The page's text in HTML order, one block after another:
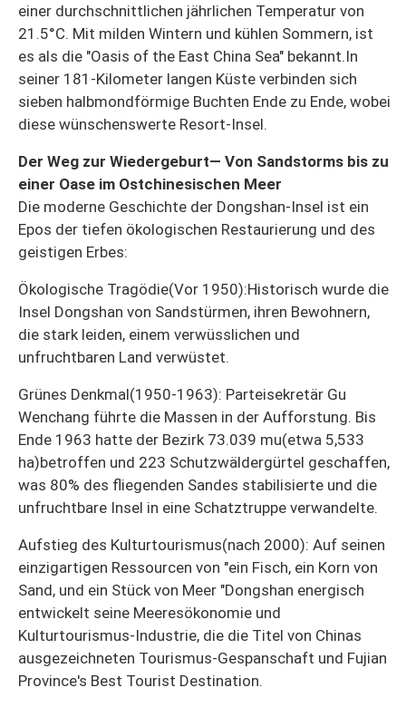
einer durchschnittlichen jährlichen Temperatur von
21.5°C. Mit milden Wintern und kühlen Sommern, ist
es als die "Oasis of the East China Sea" bekannt.In
seiner 181-Kilometer langen Küste verbinden sich
sieben halbmondförmige Buchten Ende zu Ende, wobei
diese wünschenswerte Resort-Insel.
Der Weg zur Wiedergeburt— Von Sandstorms bis zu
einer Oase im Ostchinesischen Meer
Die moderne Geschichte der Dongshan-Insel ist ein
Epos der tiefen ökologischen Restaurierung und des
geistigen Erbes:
Ökologische Tragödie(Vor 1950):Historisch wurde die
Insel Dongshan von Sandstürmen, ihren Bewohnern,
die stark leiden, einem verwüsslichen und
unfruchtbaren Land verwüstet.
Grünes Denkmal(1950-1963): Parteisekretär Gu
Wenchang führte die Massen in der Aufforstung. Bis
Ende 1963 hatte der Bezirk 73.039 mu(etwa 5,533
ha)betroffen und 223 Schutzwäldergürtel geschaffen,
was 80% des fliegenden Sandes stabilisierte und die
unfruchtbare Insel in eine Schatztruppe verwandelte.
Aufstieg des Kulturtourismus(nach 2000): Auf seinen
einzigartigen Ressourcen von "ein Fisch, ein Korn von
Sand, und ein Stück von Meer "Dongshan energisch
entwickelt seine Meeresökonomie und
Kulturtourismus-Industrie, die die Titel von Chinas
ausgezeichneten Tourismus-Gespanschaft und Fujian
Province's Best Tourist Destination.